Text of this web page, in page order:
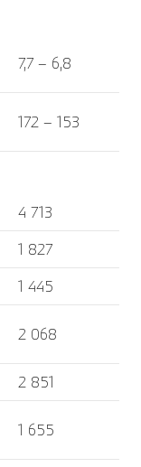
7,7 – 6,8
172 – 153
4 713
1 827
1 445
2 068
2 851
1 655